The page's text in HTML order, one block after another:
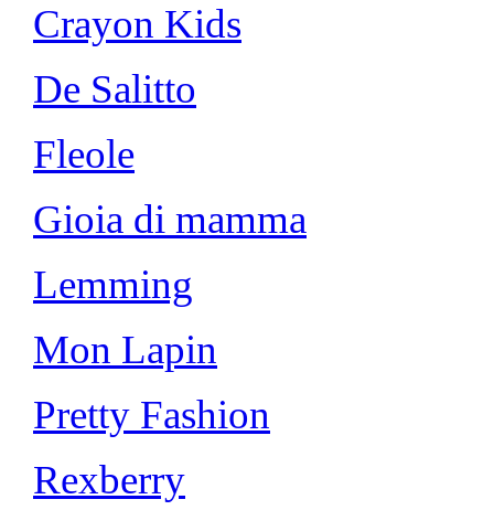
Crayon Kids
De Salitto
Fleole
Gioia di mamma
Lemming
Mon Lapin
Pretty Fashion
Rexberry